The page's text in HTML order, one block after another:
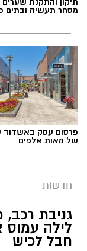
תגים:חבל לכיש
במהלך סוף
מסחרית של
הדיווח,
בעקבות
השדות למקום,
להשלים את
מסחר תעשיה ובתים
פרסום עסק באשדוד
של מאות אלפים
חדשות
גניבת רכב,
לילה עמוס
חבל לכיש